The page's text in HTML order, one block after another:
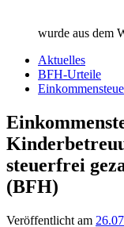
wurde aus dem
Aktuelles
BFH-Urteile
steuerfrei
(BFH)
Veröffentlicht am